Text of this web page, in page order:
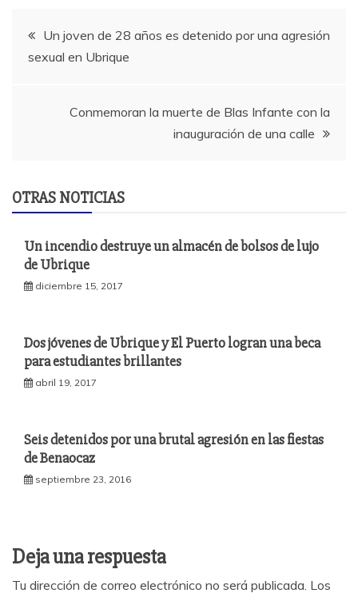
Navegación
de
entradas
Un joven de 28 años es detenido por una agresión
sexual en Ubrique
Conmemoran la muerte de Blas Infante con la
inauguración de una calle
OTRAS NOTICIAS
Un incendio destruye un almacén de bolsos de lujo
de Ubrique
diciembre 15, 2017
Dos jóvenes de Ubrique y El Puerto logran una beca
para estudiantes brillantes
abril 19, 2017
Seis detenidos por una brutal agresión en las fiestas
de Benaocaz
septiembre 23, 2016
Deja una respuesta
Tu dirección de correo electrónico no será publicada. Los